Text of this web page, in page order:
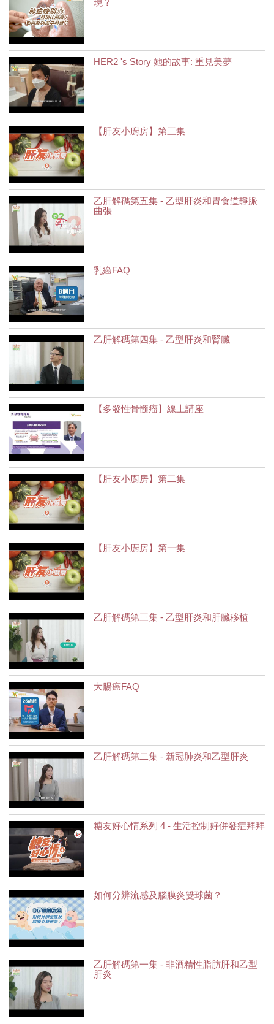
HER2 's Story 她的故事: 重見美夢
【肝友小廚房】第三集
乙肝解碼第五集 - 乙型肝炎和胃食道靜脈
曲張
乳癌FAQ
乙肝解碼第四集 - 乙型肝炎和腎臟
【多發性骨髓瘤】線上講座
【肝友小廚房】第二集
【肝友小廚房】第一集
乙肝解碼第三集 - 乙型肝炎和肝臟移植
大腸癌FAQ
乙肝解碼第二集 - 新冠肺炎和乙型肝炎
糖友好心情系列 4 - 生活控制好併發症拜拜
如何分辨流感及腦膜炎雙球菌？
乙肝解碼第一集 - 非酒精性脂肪肝和乙型
肝炎